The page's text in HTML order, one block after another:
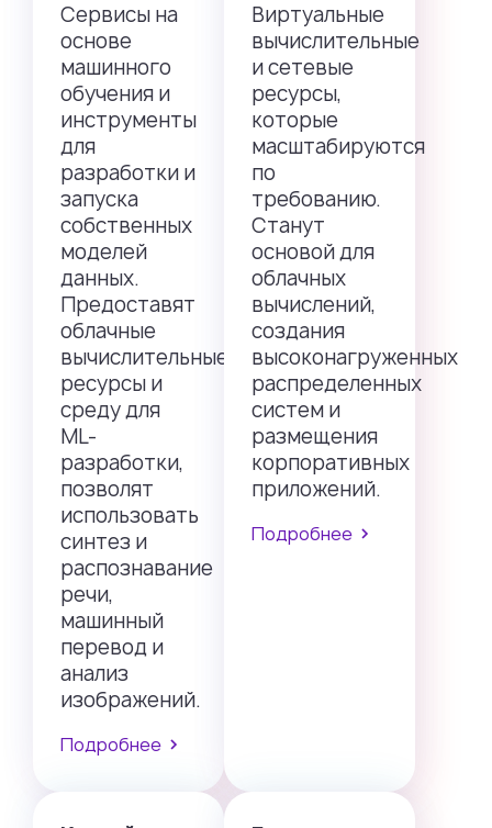
Сервисы на
основе
машинного
обучения и
инструменты
для
разработки и
запуска
собственных
моделей
данных.
Предоставят
облачные
вычислительные
ресурсы и
среду для
ML-
разработки,
позволят
использовать
синтез и
распознавание
речи,
машинный
перевод и
анализ
изображений.
Подробнее
Виртуальные
вычислительные
и сетевые
ресурсы,
которые
масштабируются
по
требованию.
Станут
основой для
облачных
вычислений,
создания
высоконагруженных
распределенных
систем и
размещения
корпоративных
приложений.
Подробнее